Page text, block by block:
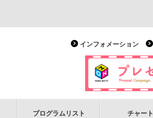
インフォメーション
プログラムリスト チャート